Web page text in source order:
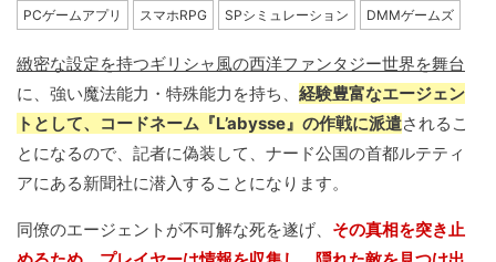
PCゲームアプリ スマホRPG SPシミュレーション DMMゲームズ
緻密な設定を持つギリシャ風の西洋ファンタジー世界を舞台
に、強い魔法能力・特殊能力を持ち、 経験豊富なエージェン
トとして、コードネーム『L’abysse』の作戦に派遣されるこ
とになるので、記者に偽装して、ナード公国の首都ルテティ
アにある新聞社に潜入することになります。
同僚のエージェントが不可解な死を遂げ、 その真相を突き止